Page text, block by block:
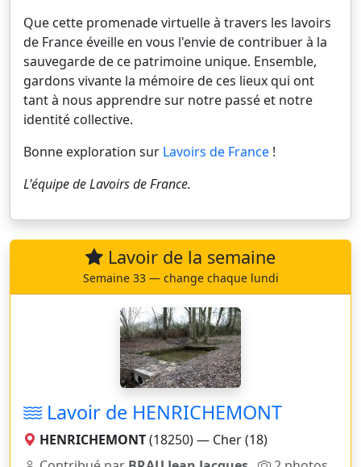
Que cette promenade virtuelle à travers les lavoirs
de France éveille en vous l'envie de contribuer à la
sauvegarde de ce patrimoine unique. Ensemble,
gardons vivante la mémoire de ces lieux qui ont
tant à nous apprendre sur notre passé et notre
identité collective.
Bonne exploration sur Lavoirs de France !
L'équipe deLavoirs de France.
Lavoir de la semaine
Semaine 33 — change chaque lundi
Lavoir de HENRICHEMONT
HENRICHEMONT(18250) — Cher (18)